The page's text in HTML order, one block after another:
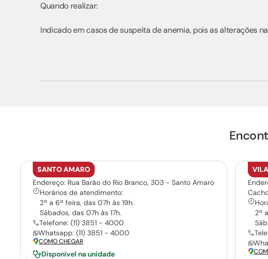
Quando realizar:
Indicado em casos de suspeita de anemia, pois as alterações
SANTO AMARO
Endereço: Rua Barão do Rio Branco, 303 - Santo Amaro
Horários de atendimento:
2ª a 6ª feira, das 07h às 19h.
Sábados, das 07h às 17h.
Telefone: (11) 3851 - 4000
Whatsapp: (11) 3851 - 4000
COMO CHEGAR
Disponível na unidade
2ª